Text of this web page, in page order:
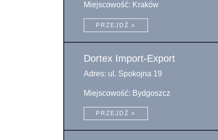
Miejscowość: Kraków
PRZEJDŹ »
Dortex Import-Export
Adres: ul. Spokojna 19
Miejscowość: Bydgoszcz
PRZEJDŹ »